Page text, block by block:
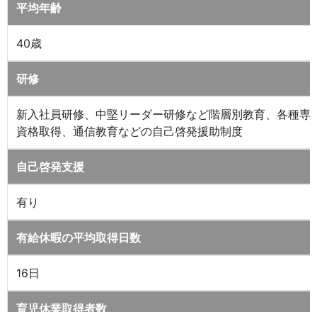
平均年齢
40歳
研修
新入社員研修、中堅リーダー研修など階層別教育、各種専
資格取得、通信教育などの自己啓発援助制度
自己啓発支援
有り
有給休暇の平均取得日数
16日
育児休業取得者数